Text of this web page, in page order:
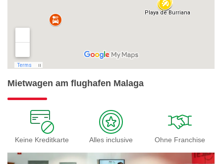
Mietwagen am flughafen Malaga
Keine Kreditkarte Alles inclusive Ohne Franchise